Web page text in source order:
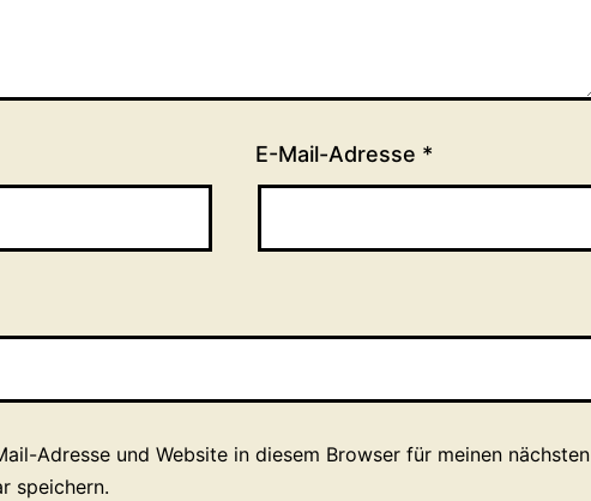
E-Mail-Adresse *
Adresse und Website in diesem Browser für meinen nächsten
speichern.